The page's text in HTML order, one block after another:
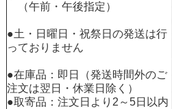
（午前・午後指定）
●土・日曜日・祝祭日の発送は行
っておりません
●在庫品：即日（発送時間外のご
注文は翌日・休業日除く）
●取寄品：注文日より2～5日以内